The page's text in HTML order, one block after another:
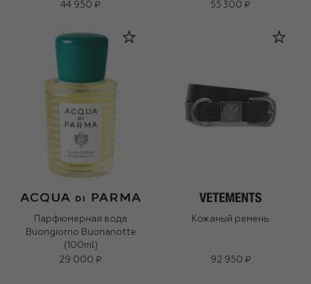
44 950 ₽
55 300 ₽
Парфюмерная вода
Buongiorno Buonanotte
(100ml)
29 000 ₽
Кожаный ремень
92 950 ₽